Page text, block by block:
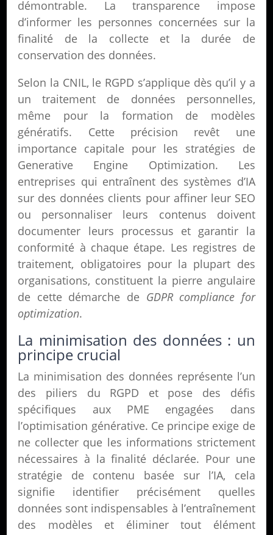
démontrable. La transparence impose
d’informer les personnes concernées sur la
finalité de la collecte et la durée de
conservation des données.
Selon la CNIL, le RGPD s’applique dès qu’il y a
un traitement de données personnelles,
même pour la formation de modèles
génératifs. Cette précision revêt une
importance capitale pour les stratégies de
Generative Engine Optimization. Les
entreprises qui entraînent des systèmes d’IA
sur des données clients pour affiner leur SEO
ou personnaliser leurs contenus doivent
documenter leurs processus et garantir la
conformité à chaque étape. Les registres de
traitement, obligatoires pour la plupart des
organisations, constituent la pierre angulaire
de cette démarche de GDPR compliance for
optimization.
La minimisation des données : un
principe crucial
La minimisation des données représente l’un
des piliers du RGPD et pose des défis
spécifiques aux PME engagées dans
l’optimisation générative. Ce principe exige de
ne collecter que les informations strictement
nécessaires à la finalité déclarée. Pour une
stratégie de contenu basée sur l’IA, cela
signifie identifier précisément quelles
données sont indispensables à l’entraînement
des modèles et éliminer tout élément